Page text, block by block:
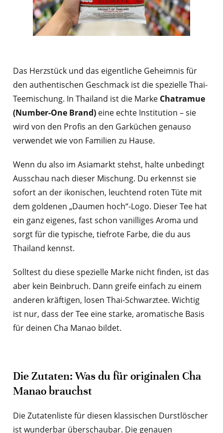
Das Herzstück und das eigentliche Geheimnis für
den authentischen Geschmack ist die spezielle Thai-
Teemischung. In Thailand ist die Marke Chatramue
(Number-One Brand)eine echte Institution – sie
wird von den Profis an den Garküchen genauso
verwendet wie von Familien zu Hause.
Wenn du also im Asiamarkt stehst, halte unbedingt
Ausschau nach dieser Mischung. Du erkennst sie
sofort an der ikonischen, leuchtend roten Tüte mit
dem goldenen „Daumen hoch“-Logo. Dieser Tee hat
ein ganz eigenes, fast schon vanilliges Aroma und
sorgt für die typische, tiefrote Farbe, die du aus
Thailand kennst.
Solltest du diese spezielle Marke nicht finden, ist das
aber kein Beinbruch. Dann greife einfach zu einem
anderen kräftigen, losen Thai-Schwarztee. Wichtig
ist nur, dass der Tee eine starke, aromatische Basis
für deinen Cha Manao bildet.
Die Zutaten: Was du für originalen Cha
Manao brauchst
Die Zutatenliste für diesen klassischen Durstlöscher
ist wunderbar überschaubar. Die genauen